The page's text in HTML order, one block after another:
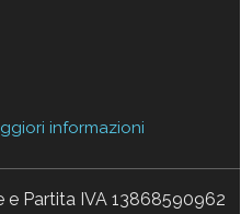
informazioni
Partita IVA 13868590962